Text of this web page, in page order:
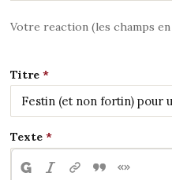
Votre reaction (les champs
Titre
Texte